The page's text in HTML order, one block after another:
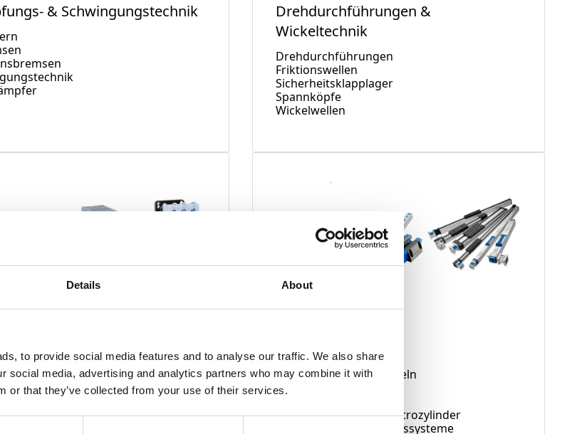
Details About
to provide social media features and to analyse our traffic. We also share
social media, advertising and analytics partners who may combine it with
or that they’ve collected from your use of their services.
& Schwingungstechnik
Drehdurchführungen &
Wickeltechnik
Drehdurchführungen
Friktionswellen
Sicherheitsklapplager
Spannköpfe
Wickelwellen
&
Lineartechnik
Gewindetriebe & Spindeln
Hubliftsäulen
Linearaktuatoren / Elektrozylinder
Profilschienen-Führungssysteme